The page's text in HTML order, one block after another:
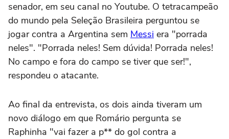
senador, em seu canal no Youtube. O tetracampeão
do mundo pela Seleção Brasileira perguntou se
jogar contra a Argentina sem Messi era "porrada
neles". "Porrada neles! Sem dúvida! Porrada neles!
No campo e fora do campo se tiver que ser!",
respondeu o atacante.
Ao final da entrevista, os dois ainda tiveram um
novo diálogo em que Romário pergunta se
Raphinha "vai fazer a p** do gol contra a